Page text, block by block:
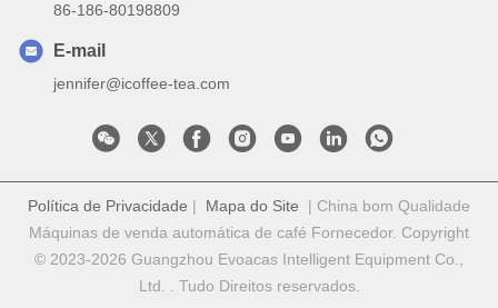
86-186-80198809
E-mail
jennifer@icoffee-tea.com
Política de Privacidade | Mapa do Site | China bom Qualidade
Máquinas de venda automática de café Fornecedor. Copyright
© 2023-2026 Guangzhou Evoacas Intelligent Equipment Co.,
Ltd. . Tudo Direitos reservados.